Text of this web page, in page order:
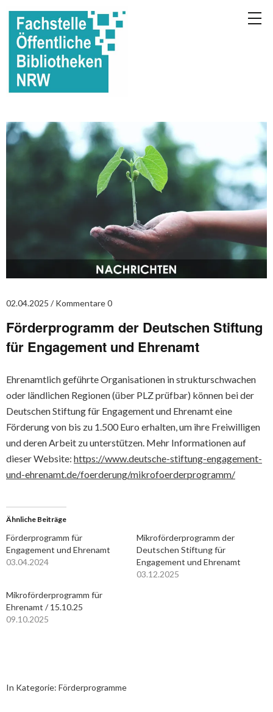
02.04.2025 Kommentare 0
Förderprogramm der Deutschen Stiftung
für Engagement und Ehrenamt
Ehrenamtlich geführte Organisationen in strukturschwachen
oder ländlichen Regionen (über PLZ prüfbar) können bei der
Deutschen Stiftung für Engagement und Ehrenamt eine
Förderung von bis zu 1.500 Euro erhalten, um ihre Freiwilligen
und deren Arbeit zu unterstützen. Mehr Informationen auf
dieser Website: https://www.deutsche-stiftung-engagement-
und-ehrenamt.de/foerderung/mikrofoerderprogramm/
Ähnliche Beiträge
Förderprogramm für
Engagement und Ehrenamt
03.04.2024
Mikroförderprogramm der
Deutschen Stiftung für
Engagement und Ehrenamt
03.12.2025
Mikroförderprogramm für
Ehrenamt / 15.10.25
09.10.2025
In Kategorie: Förderprogramme